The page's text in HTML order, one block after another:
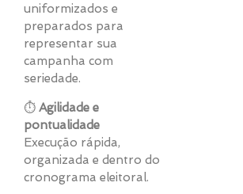
uniformizados e
preparados para
representar sua
campanha com
seriedade.
⏱ Agilidade e
pontualidade
Execução rápida,
organizada e dentro do
cronograma eleitoral.